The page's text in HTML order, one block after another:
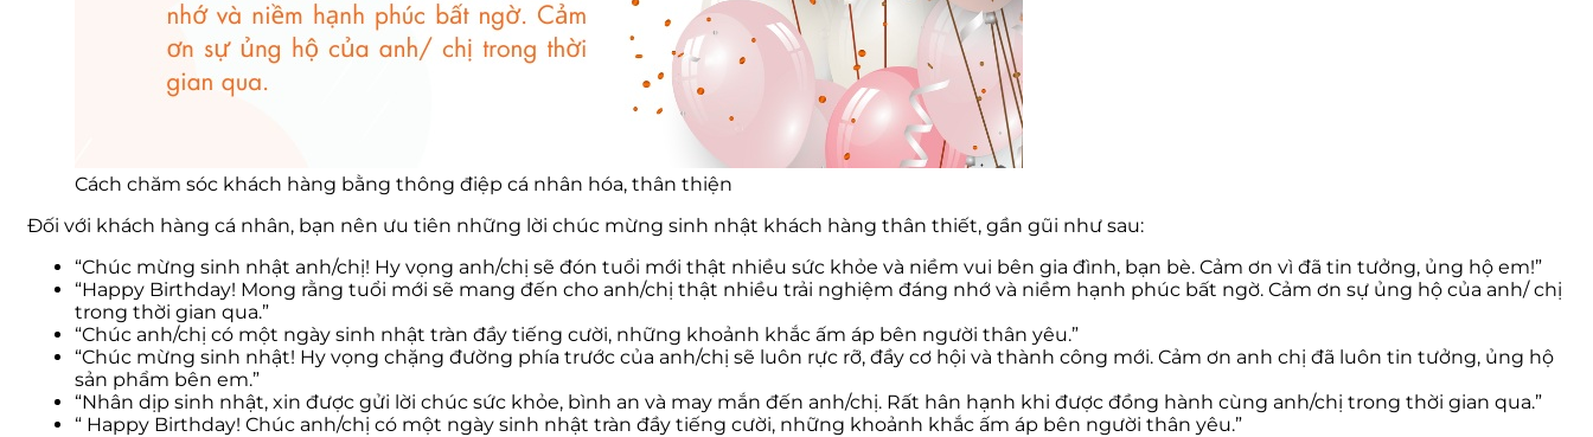
Cách chăm sóc khách hàng bằng thông điệp cá nhân hóa, thân thiện
Đối với khách hàng cá nhân, bạn nên ưu tiên những lời chúc mừng sinh nhật khách hàng thân thiết, gần gũi như sau:
“Chúc mừng sinh nhật anh/chị! Hy vọng anh/chị sẽ đón tuổi mới thật nhiều sức khỏe và niềm vui bên gia đình, bạn bè. Cảm ơn vì đã tin tưởng, ủng hộ em!”
“Happy Birthday! Mong rằng tuổi mới sẽ mang đến cho anh/chị thật nhiều trải nghiệm đáng nhớ và niềm hạnh phúc bất ngờ. Cảm ơn sự ủng hộ của anh/ chị
trong thời gian qua.”
“Chúc anh/chị có một ngày sinh nhật tràn đầy tiếng cười, những khoảnh khắc ấm áp bên người thân yêu.”
“Chúc mừng sinh nhật! Hy vọng chặng đường phía trước của anh/chị sẽ luôn rực rỡ, đầy cơ hội và thành công mới. Cảm ơn anh chị đã luôn tin tưởng, ủng hộ
sản phẩm bên em.”
“Nhân dịp sinh nhật, xin được gửi lời chúc sức khỏe, bình an và may mắn đến anh/chị. Rất hân hạnh khi được đồng hành cùng anh/chị trong thời gian qua.”
“ Happy Birthday! Chúc anh/chị có một ngày sinh nhật tràn đầy tiếng cười, những khoảnh khắc ấm áp bên người thân yêu.”